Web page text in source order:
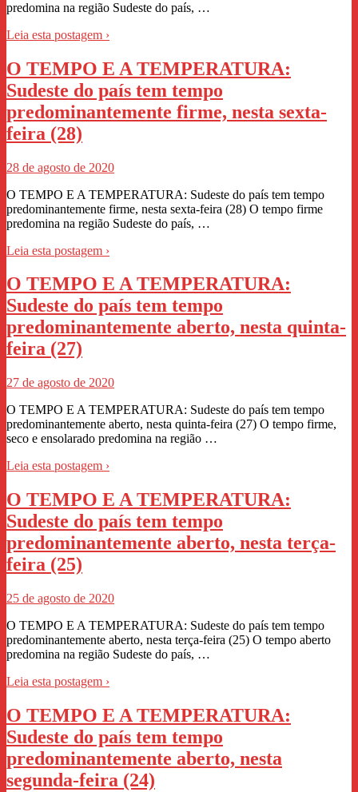
predomina na região Sudeste do país, …
Leia esta postagem ›
O TEMPO E A TEMPERATURA:
Sudeste do país tem tempo
predominantemente firme, nesta sexta-
feira (28)
28 de agosto de 2020
O TEMPO E A TEMPERATURA: Sudeste do país tem tempo
predominantemente firme, nesta sexta-feira (28) O tempo firme
predomina na região Sudeste do país, …
Leia esta postagem ›
O TEMPO E A TEMPERATURA:
Sudeste do país tem tempo
predominantemente aberto, nesta quinta-
feira (27)
27 de agosto de 2020
O TEMPO E A TEMPERATURA: Sudeste do país tem tempo
predominantemente aberto, nesta quinta-feira (27) O tempo firme,
seco e ensolarado predomina na região …
Leia esta postagem ›
O TEMPO E A TEMPERATURA:
Sudeste do país tem tempo
predominantemente aberto, nesta terça-
feira (25)
25 de agosto de 2020
O TEMPO E A TEMPERATURA: Sudeste do país tem tempo
predominantemente aberto, nesta terça-feira (25) O tempo aberto
predomina na região Sudeste do país, …
Leia esta postagem ›
O TEMPO E A TEMPERATURA:
Sudeste do país tem tempo
predominantemente aberto, nesta
segunda-feira (24)